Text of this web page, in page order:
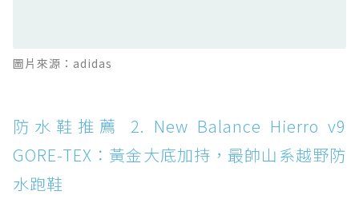
Boot：馬汀首款雨靴登場，經典八孔加上全防
防水鞋推薦 14. SKECHERS BADGER
WATERPROOF：一踩即穿懶人神器！搭載固特
異大底與全防水厚底健走鞋
防水鞋推薦 15. Brooks Cascadia 19 GTX：注
圖片來源：adidas
防水鞋推薦 2. New Balance Hierro v9
GORE-TEX：黃金大底加持，最帥山系越野防
水跑鞋